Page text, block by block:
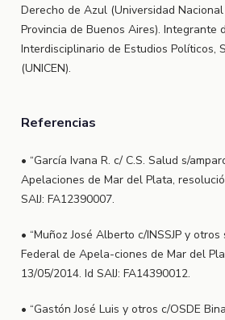
Derecho de Azul (Universidad
Provincia de Buenos Aires). Integrante
Interdisciplinario de Estudios Políticos,
(UNICEN).
Referencias
• “García Ivana R. c/ C.S. Salud s/
Apelaciones de Mar del Plata,
SAIJ: FA12390007.
• “Muñoz José Alberto c/INSSJP y otros
Federal de Apela-ciones de Mar del
13/05/2014. Id SAIJ: FA14390012.
• “Gastón José Luis y otros c/OSDE